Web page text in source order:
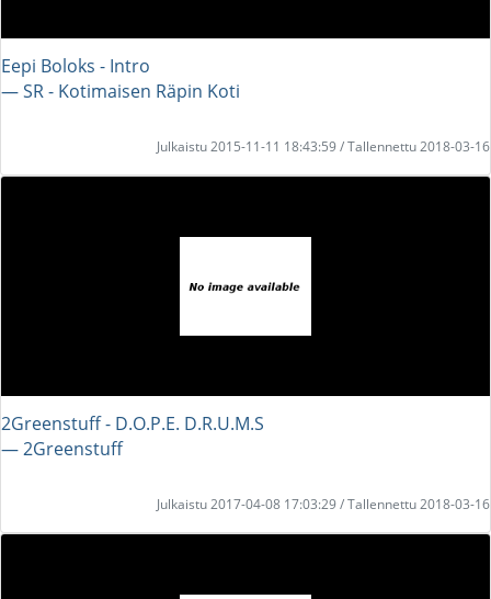
Eepi Boloks - Intro
― SR - Kotimaisen Räpin Koti
Julkaistu 2015-11-11 18:43:59 / Tallennettu 2018-03-16
2Greenstuff - D.O.P.E. D.R.U.M.S
― 2Greenstuff
Julkaistu 2017-04-08 17:03:29 / Tallennettu 2018-03-16